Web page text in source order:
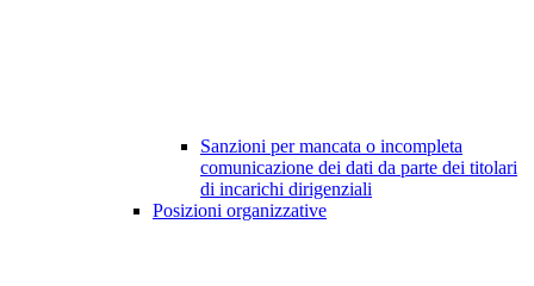
Sanzioni per mancata o incompleta
comunicazione dei dati da parte dei titolari
di incarichi dirigenziali
Posizioni organizzative